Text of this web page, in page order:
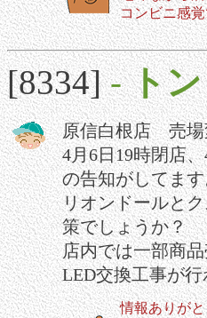
コンビニ感
[8334]-ト
原信白根店 売場
4月6日19時閉店
の告知がしてま
リオンドールと
策でしょうか？
店内では一部商
LED交換工事が
情報ありが